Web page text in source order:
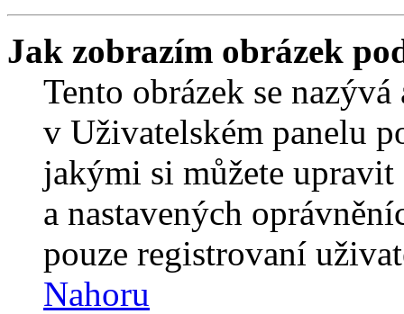
Jak zobrazím obrázek
Tento obrázek se
v Uživatelském panelu
jakými si můžete
a nastavených
pouze registrovaní
Nahoru